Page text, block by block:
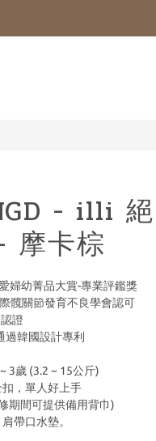
- illi
摩卡棕
婦幼菁品大賞-專業評鑑獎
髖關節發育不良學會認可
證
過韓國設計專利
3歲 (3.2 ~ 15公斤)
扣，單人好上手
期間可提供備用背巾)
帶口水墊。